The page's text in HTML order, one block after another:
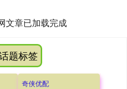
文章已加载完成
题标签
奇侠优配